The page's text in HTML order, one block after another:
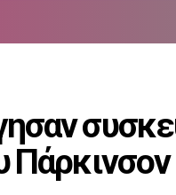
Πάρκινσον